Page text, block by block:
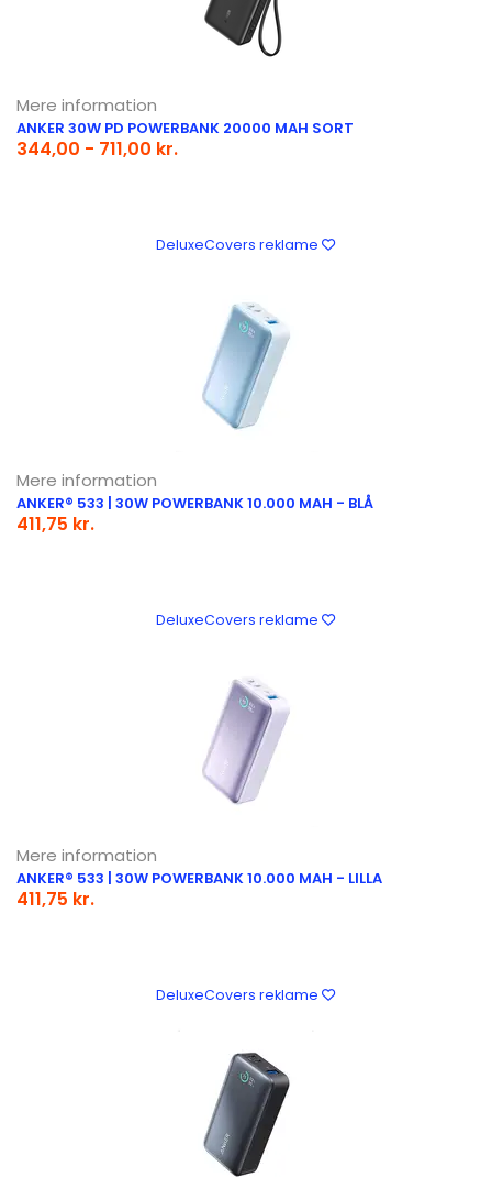
Mere information
ANKER 30W PD POWERBANK 20000 MAH SORT
344,00 - 711,00 kr.
DeluxeCovers reklame
Mere information
ANKER® 533 | 30W POWERBANK 10.000 MAH - BLÅ
411,75 kr.
DeluxeCovers reklame
Mere information
ANKER® 533 | 30W POWERBANK 10.000 MAH - LILLA
411,75 kr.
DeluxeCovers reklame